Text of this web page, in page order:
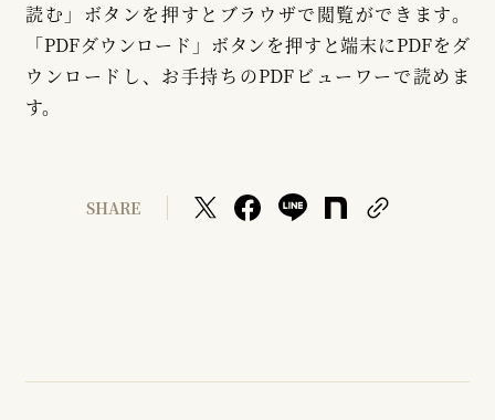
読む」ボタンを押すとブラウザで閲覧ができます。
「PDFダウンロード」ボタンを押すと端末にPDFをダ
ウンロードし、お手持ちのPDFビューワーで読めま
す。
SHARE